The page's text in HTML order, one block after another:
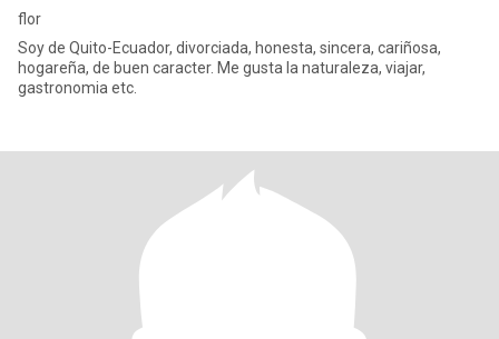
flor
Soy de Quito-Ecuador, divorciada, honesta, sincera, cariñosa,
hogareña, de buen caracter. Me gusta la naturaleza, viajar,
gastronomia etc.